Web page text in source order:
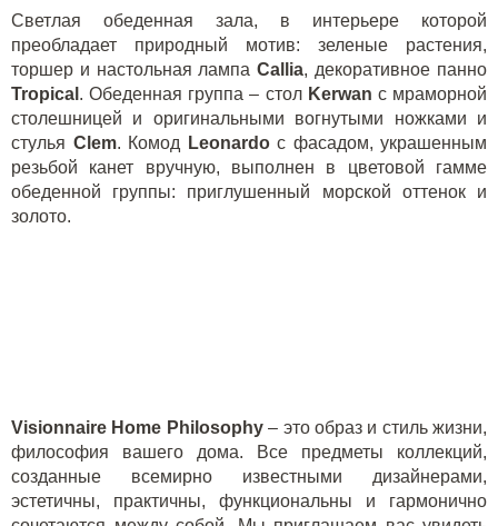
Светлая обеденная зала, в интерьере которой
преобладает природный мотив: зеленые растения,
торшер и настольная лампаCallia, декоративное панно
Tropical . Обеденная группа – стол Kerwan с мраморной
столешницей и оригинальными вогнутыми ножками и
стулья Clem. Комод Leonardo с фасадом, украшенным
резьбой канет вручную, выполнен в цветовой гамме
обеденной группы: приглушенный морской оттенок и
золото.
Visionnaire Home Philosophy– это образ и стиль жизни,
философия вашего дома. Все предметы коллекций,
созданные всемирно известными дизайнерами,
эстетичны, практичны, функциональны и гармонично